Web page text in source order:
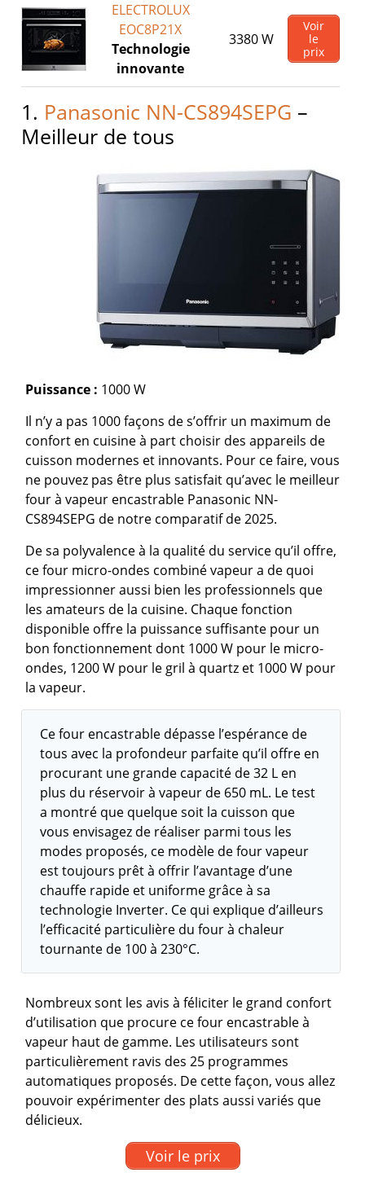
ELECTROLUX
EOC8P21X
Technologie
innovante
3380 W
Voir
le
prix
1. Panasonic NN-CS894SEPG –
Meilleur de tous
Puissance : 1000 W
Il n’y a pas 1000 façons de s’offrir un maximum de
confort en cuisine à part choisir des appareils de
cuisson modernes et innovants. Pour ce faire, vous
ne pouvez pas être plus satisfait qu’avec le meilleur
four à vapeur encastrable Panasonic NN-
CS894SEPG de notre comparatif de 2025.
De sa polyvalence à la qualité du service qu’il offre,
ce four micro-ondes combiné vapeur a de quoi
impressionner aussi bien les professionnels que
les amateurs de la cuisine. Chaque fonction
disponible offre la puissance suffisante pour un
bon fonctionnement dont 1000 W pour le micro-
ondes, 1200 W pour le gril à quartz et 1000 W pour
la vapeur.
Ce four encastrable dépasse l’espérance de
tous avec la profondeur parfaite qu’il offre en
procurant une grande capacité de 32 L en
plus du réservoir à vapeur de 650 mL. Le test
a montré que quelque soit la cuisson que
vous envisagez de réaliser parmi tous les
modes proposés, ce modèle de four vapeur
est toujours prêt à offrir l’avantage d’une
chauffe rapide et uniforme grâce à sa
technologie Inverter. Ce qui explique d’ailleurs
l’efficacité particulière du four à chaleur
tournante de 100 à 230°C.
Nombreux sont les avis à féliciter le grand confort
d’utilisation que procure ce four encastrable à
vapeur haut de gamme. Les utilisateurs sont
particulièrement ravis des 25 programmes
automatiques proposés. De cette façon, vous allez
pouvoir expérimenter des plats aussi variés que
délicieux.
Voir le prix